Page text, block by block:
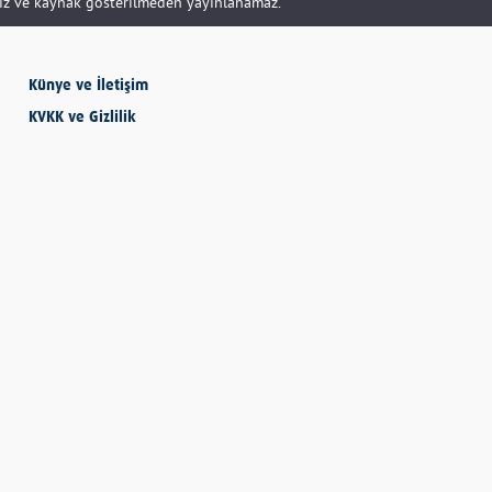
SEVMESİNİ
BİLECEKSİN
Künye ve İletişim
KVKK ve Gizlilik